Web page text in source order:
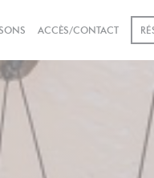
((OUVRE UNE NOUVELLE
ACCÈS/CONTACT